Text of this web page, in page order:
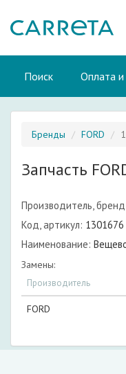
Поиск Оплата
Бренды FORD
Запчасть
Производитель,
Код, артикул: 1301676
Наименование:
Замены:
Производитель
FORD